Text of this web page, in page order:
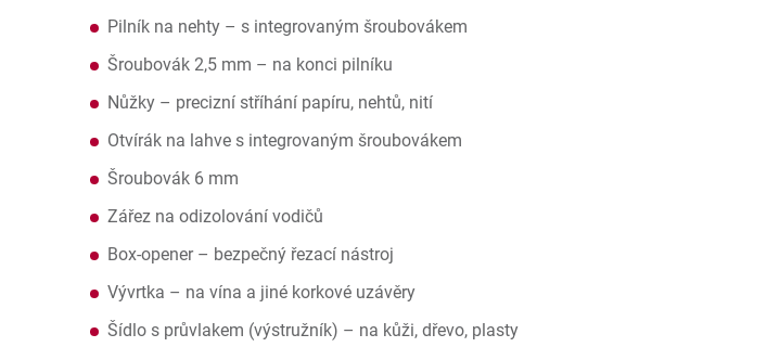
Pilník na nehty – s integrovaným šroubovákem
Šroubovák 2,5 mm – na konci pilníku
Nůžky – precizní stříhání papíru, nehtů, nití
Otvírák na lahve s integrovaným šroubovákem
Šroubovák 6 mm
Zářez na odizolování vodičů
Box-opener – bezpečný řezací nástroj
Vývrtka – na vína a jiné korkové uzávěry
Šídlo s průvlakem (výstružník) – na kůži, dřevo, plasty